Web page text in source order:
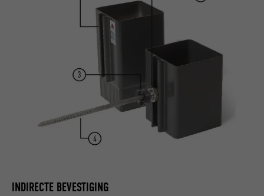
INDIRECTE BEVESTIGING